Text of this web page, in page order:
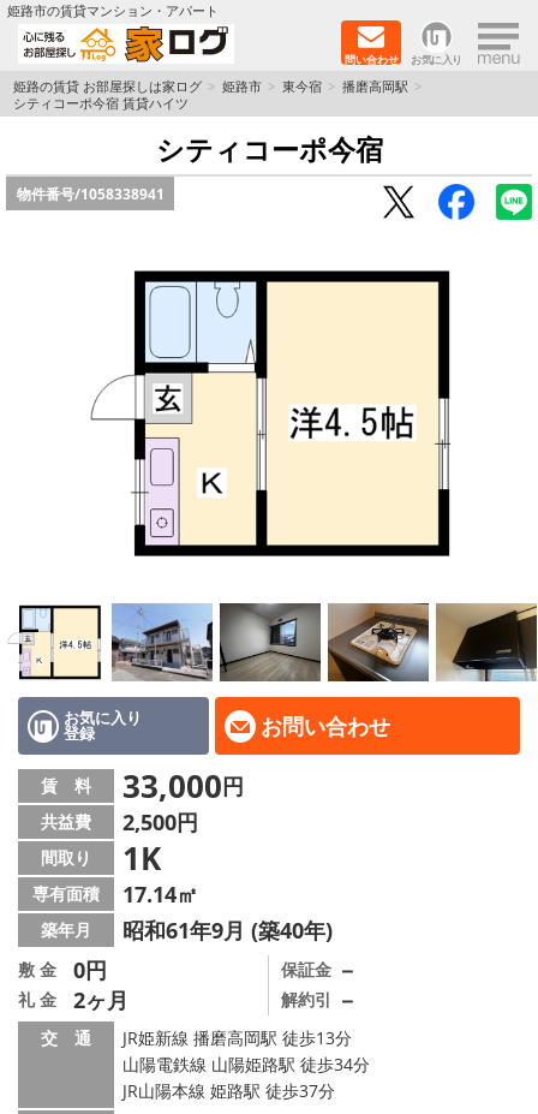
姫路市の賃貸マンション・アパート
問い合わせ お気に入り ×
TOPページ
ペットOK物件
初期費用リーズナブル物件
都市ガス物件
路線·駅から探す
地図から探す
スタッフ
店舗情報·アクセス
会社概要
メールでお問い合わせ
姫路の賃貸 お部屋探しは家ログ 姫路市 東今宿
播磨高岡駅
シティコーポ今宿 賃貸ハイツ
シティコーポ今宿
物件番号/1058338941
お気に入り
登録 お問い合わせ
賃 料 33,000円
共益費 2,500円
間取り 1K
専有面積 17.14㎡
築年月 昭和61年9月 (築40年)
敷 金 0円
礼 金 2ヶ月
保証金 －
解約引 －
交 通
JR姫新線 播磨高岡駅 徒歩13分
山陽電鉄線 山陽姫路駅 徒歩34分
JR山陽本線 姫路駅 徒歩37分